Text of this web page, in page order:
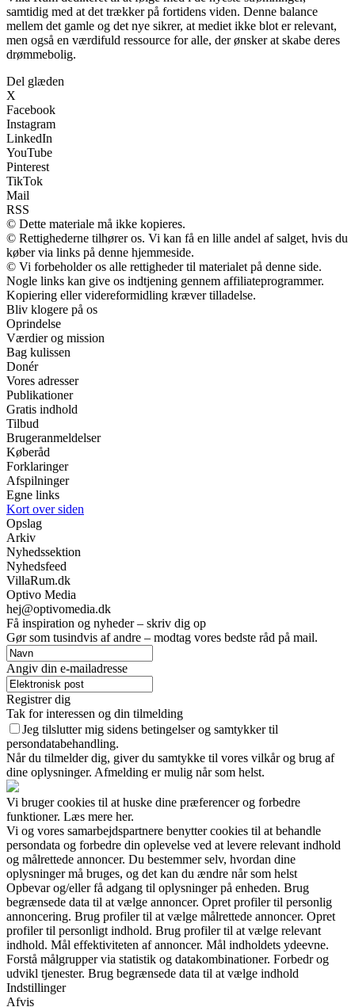
samtidig med at det trækker på fortidens viden. Denne balance
mellem det gamle og det nye sikrer, at mediet ikke blot er relevant,
men også en værdifuld ressource for alle, der ønsker at skabe deres
drømmebolig.
Del glæden
X
Facebook
Instagram
LinkedIn
YouTube
Pinterest
TikTok
Mail
RSS
© Dette materiale må ikke kopieres.
© Rettighederne tilhører os. Vi kan få en lille andel af salget, hvis du
køber via links på denne hjemmeside.
© Vi forbeholder os alle rettigheder til materialet på denne side.
Nogle links kan give os indtjening gennem affiliateprogrammer.
Kopiering eller videreformidling kræver tilladelse.
Bliv klogere på os
Oprindelse
Værdier og mission
Bag kulissen
Donér
Vores adresser
Publikationer
Gratis indhold
Tilbud
Brugeranmeldelser
Køberåd
Forklaringer
Afspilninger
Egne links
Kort over siden
Opslag
Arkiv
Nyhedssektion
Nyhedsfeed
VillaRum.dk
Optivo Media
hej@optivomedia.dk
Få inspiration og nyheder – skriv dig op
Gør som tusindvis af andre – modtag vores bedste råd på mail.
Angiv din e-mailadresse
Registrer dig
Tak for interessen og din tilmelding
Jeg tilslutter mig sidens betingelser og samtykker til
persondatabehandling.
Når du tilmelder dig, giver du samtykke til vores vilkår og brug af
dine oplysninger. Afmelding er mulig når som helst.
Vi bruger cookies til at huske dine præferencer og forbedre
funktioner. Læs mere her.
Vi og vores samarbejdspartnere benytter cookies til at behandle
persondata og forbedre din oplevelse ved at levere relevant indhold
og målrettede annoncer. Du bestemmer selv, hvordan dine
oplysninger må bruges, og det kan du ændre når som helst
Opbevar og/eller få adgang til oplysninger på enheden. Brug
begrænsede data til at vælge annoncer. Opret profiler til personlig
annoncering. Brug profiler til at vælge målrettede annoncer. Opret
profiler til personligt indhold. Brug profiler til at vælge relevant
indhold. Mål effektiviteten af annoncer. Mål indholdets ydeevne.
Forstå målgrupper via statistik og datakombinationer. Forbedr og
udvikl tjenester. Brug begrænsede data til at vælge indhold
Indstillinger
Afvis